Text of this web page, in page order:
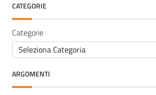
CATEGORIE
Categorie
ARGOMENTI